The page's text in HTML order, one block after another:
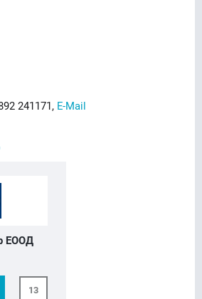
241171, E-Mail
ЕООД
13